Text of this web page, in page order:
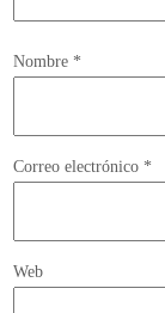
Nombre *
Correo electrónico *
Web